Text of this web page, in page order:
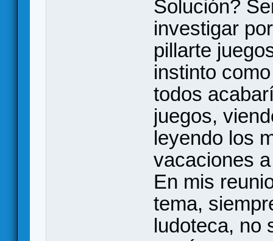
Solución?
investigar
pillarte
instinto
todos
juegos,
leyendo los
vacaciones
En mis
tema,
ludoteca, no